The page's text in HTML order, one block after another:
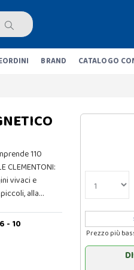
BRAND CATALOGO
110
CLEMENTONI:
vivaci e
alla…
6 - 10
Prezzo più